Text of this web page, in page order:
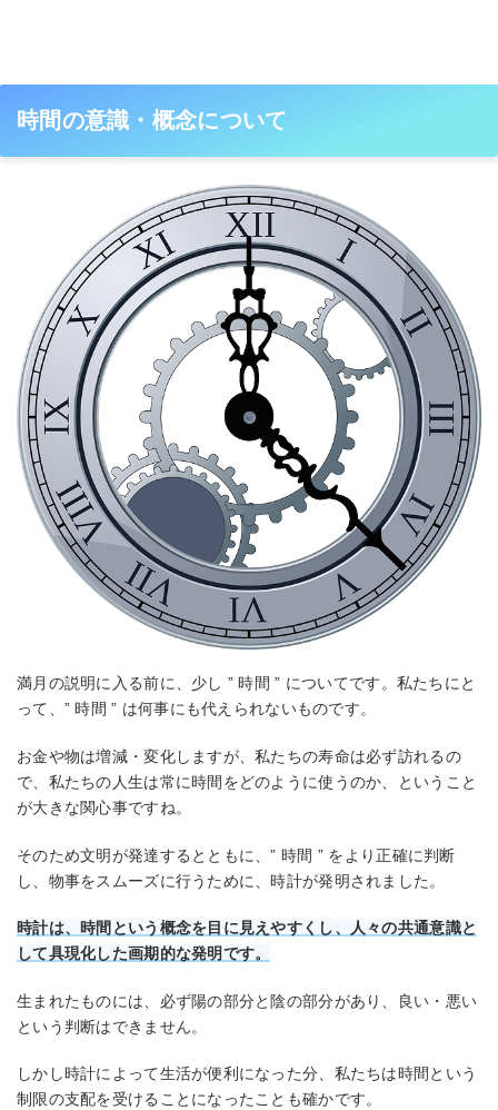
時間の意識・概念について
満月の説明に入る前に、少し ” 時間 ” についてです。私たちにと
って、” 時間 ” は何事にも代えられないものです。
お金や物は増減・変化しますが、私たちの寿命は必ず訪れるの
で、私たちの人生は常に時間をどのように使うのか、ということ
が大きな関心事ですね。
そのため文明が発達するとともに、” 時間 ” をより正確に判断
し、物事をスムーズに行うために、時計が発明されました。
時計は、時間という概念を目に見えやすくし、人々の共通意識と
して具現化した画期的な発明です。
生まれたものには、必ず陽の部分と陰の部分があり、良い・悪い
という判断はできません。
しかし時計によって生活が便利になった分、私たちは時間という
制限の支配を受けることになったことも確かです。